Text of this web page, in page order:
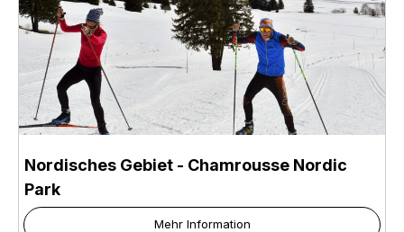
Nordisches Gebiet - Chamrousse Nordic
Park
Mehr Information